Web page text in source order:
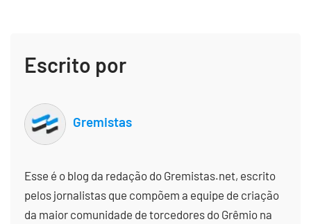
Escrito por
Gremistas
Esse é o blog da redação do Gremistas.net, escrito
pelos jornalistas que compõem a equipe de criação
da maior comunidade de torcedores do Grêmio na